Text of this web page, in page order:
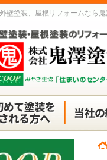
壁塗装、屋根リフォームなら